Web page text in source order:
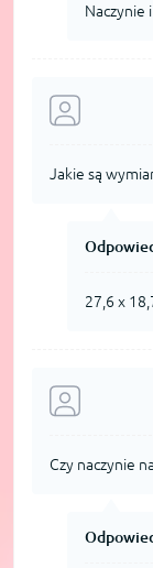
Naczynie
Jakie są
27,6 x
Czy naczynie